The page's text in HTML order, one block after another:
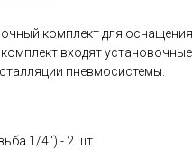
комплект для
входят
пневмосистемы.
1/4") - 2 шт.